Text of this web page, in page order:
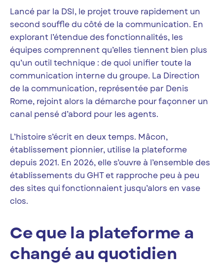
Lancé par la DSI, le projet trouve rapidement un
second souffle du côté de la communication. En
explorant l’étendue des fonctionnalités, les
équipes comprennent qu’elles tiennent bien plus
qu’un outil technique : de quoi unifier toute la
communication interne du groupe. La Direction
de la communication, représentée par Denis
Rome, rejoint alors la démarche pour façonner un
canal pensé d’abord pour les agents.
L’histoire s’écrit en deux temps. Mâcon,
établissement pionnier, utilise la plateforme
depuis 2021. En 2026, elle s’ouvre à l’ensemble des
établissements du GHT et rapproche peu à peu
des sites qui fonctionnaient jusqu’alors en vase
clos.
Ce que la plateforme a
changé au quotidien